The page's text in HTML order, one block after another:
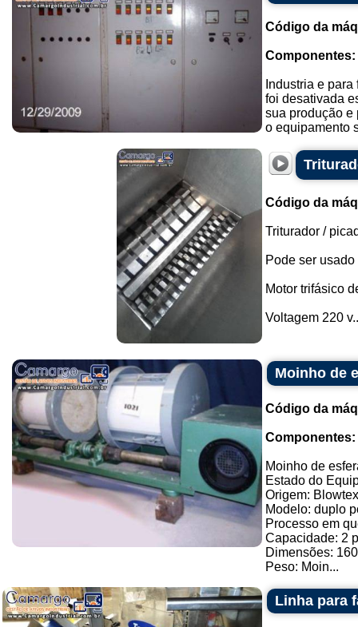
Código da
Componentes:
Industria e
foi desativada
sua produção e
o equipamento
Código da
Triturador /
Pode ser
Motor trifásico
Voltagem 220
Moinho de
Código da
Componentes:
Moinho de
Estado do
Origem: Blowtex
Modelo: duplo
Processo em
Capacidade: 2
Dimensões:
Peso: Moin...
Linha para